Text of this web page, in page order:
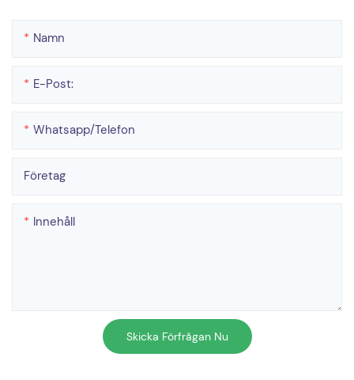
Namn
E-Post:
Whatsapp/telefon
Företag
Innehåll
Skicka Förfrågan Nu